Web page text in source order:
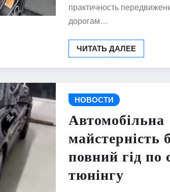
практичность
дорогам…
ЧИТАТЬ ДАЛЕЕ
НОВОСТИ
Автомобільна
майстерність
повний гід по
тюнінгу